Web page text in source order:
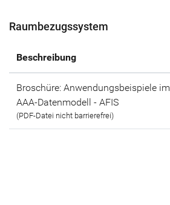
Raumbezugssystem
Beschreibung
Broschüre: Anwendungsbeispiele im
AAA-Datenmodell - AFIS
(PDF-Datei nicht barrierefrei)